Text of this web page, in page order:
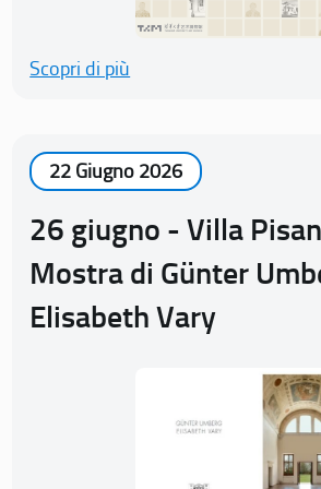
Scopri di più
22 Giugno 2026
26 giugno - Villa
Mostra di Günter
Elisabeth Vary